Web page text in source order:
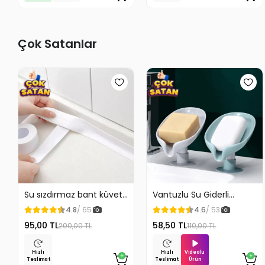
Çok Satanlar
Su sızdırmaz bant küvet
Tezgah tamir bandı
4.8/ 65
95,00 TL200,00 TL
Hızlı
Teslimat
Vantuzlu Su Giderli
Sabunluk Kaymaz
4.6/ 53
58,50 TL110,00 TL
Hızlı
Teslimat
Videolu
Ürün